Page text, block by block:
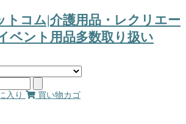
入り 買い物カゴ